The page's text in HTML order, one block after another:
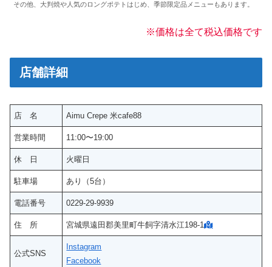
その他、大判焼や人気のロングポテトはじめ、季節限定品メニューもあります。
※価格は全て税込価格です
店舗詳細
店 名 Aimu Crepe 米cafe88
営業時間 11:00〜19:00
休 日 火曜日
駐車場 あり（5台）
電話番号 0229-29-9939
住 所 宮城県遠田郡美里町牛飼字清水江198-1
公式SNS
Instagram
Facebook